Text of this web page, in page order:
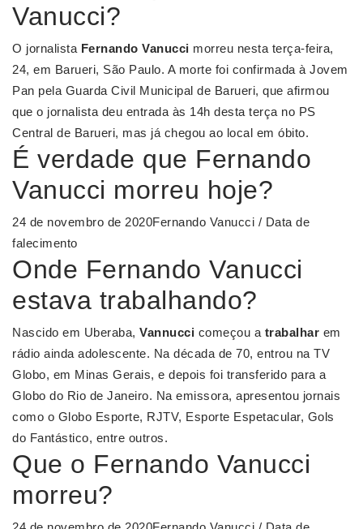
Vanucci?
O jornalista Fernando Vanucci morreu nesta terça-feira,
24, em Barueri, São Paulo. A morte foi confirmada à Jovem
Pan pela Guarda Civil Municipal de Barueri, que afirmou
que o jornalista deu entrada às 14h desta terça no PS
Central de Barueri, mas já chegou ao local em óbito.
É verdade que Fernando
Vanucci morreu hoje?
24 de novembro de 2020Fernando Vanucci / Data de
falecimento
Onde Fernando Vanucci
estava trabalhando?
Nascido em Uberaba, Vannucci começou a trabalhar em
rádio ainda adolescente. Na década de 70, entrou na TV
Globo, em Minas Gerais, e depois foi transferido para a
Globo do Rio de Janeiro. Na emissora, apresentou jornais
como o Globo Esporte, RJTV, Esporte Espetacular, Gols
do Fantástico, entre outros.
Que o Fernando Vanucci
morreu?